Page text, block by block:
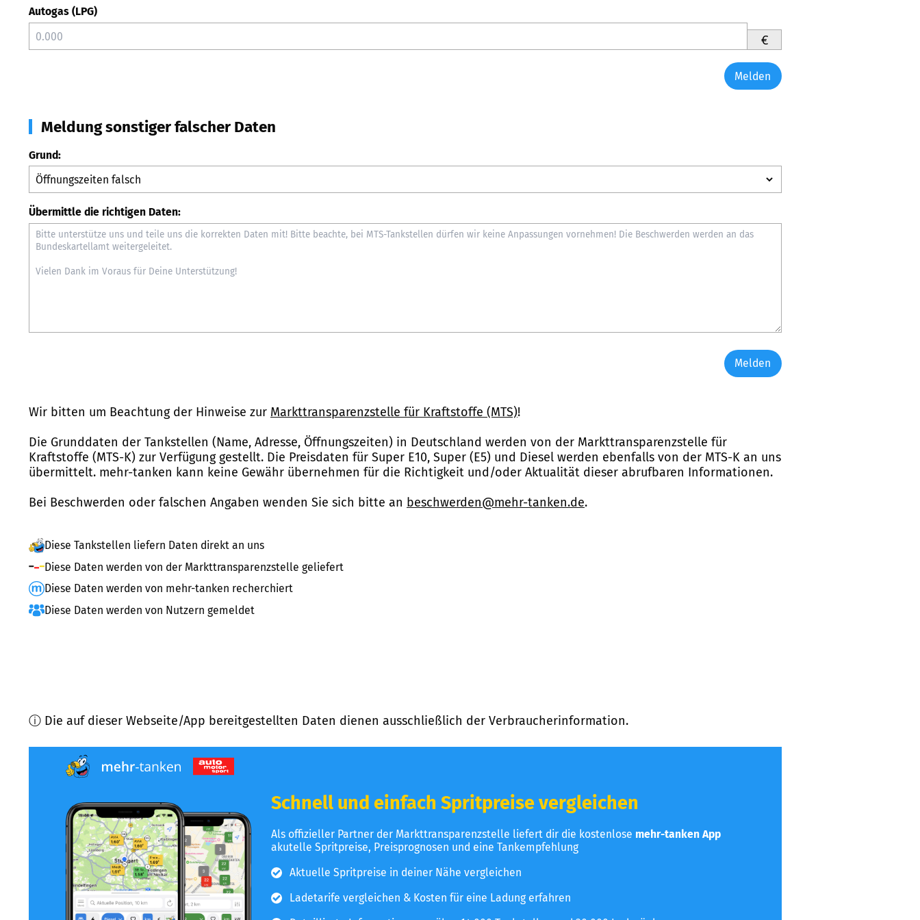
Autogas (LPG)
€
Melden
Meldung sonstiger falscher Daten
Grund:
Übermittle die richtigen Daten:
Melden
Wir bitten um Beachtung der Hinweise zur Markttransparenzstelle für Kraftstoffe (MTS)!
Die Grunddaten der Tankstellen (Name, Adresse, Öffnungszeiten) in Deutschland werden von der Markttransparenzstelle für
Kraftstoffe (MTS-K) zur Verfügung gestellt. Die Preisdaten für Super E10, Super (E5) und Diesel werden ebenfalls von der MTS-K an uns
übermittelt. mehr-tanken kann keine Gewähr übernehmen für die Richtigkeit und/oder Aktualität dieser abrufbaren Informationen.
Bei Beschwerden oder falschen Angaben wenden Sie sich bitte an beschwerden@mehr-tanken.de.
Diese Tankstellen liefern Daten direkt an uns
Diese Daten werden von der Markttransparenzstelle geliefert
Diese Daten werden von mehr-tanken recherchiert
Diese Daten werden von Nutzern gemeldet
ⓘ Die auf dieser Webseite/App bereitgestellten Daten dienen ausschließlich der Verbraucherinformation.
Schnell und einfach Spritpreise vergleichen
Als offizieller Partner der Markttransparenzstelle liefert dir die kostenlose mehr-tanken App
akutelle Spritpreise, Preisprognosen und eine Tankempfehlung
Aktuelle Spritpreise in deiner Nähe vergleichen
Ladetarife vergleichen & Kosten für eine Ladung erfahren